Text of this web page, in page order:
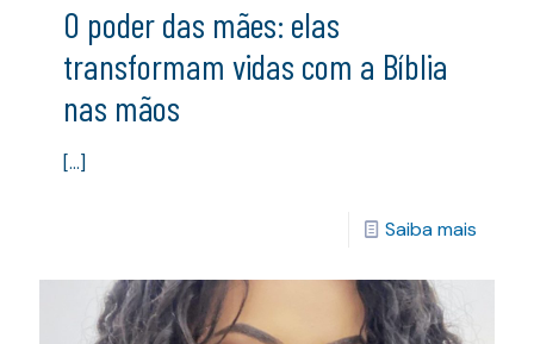
O poder das mães: elas
transformam vidas com a Bíblia
nas mãos
[…]
Saiba mais